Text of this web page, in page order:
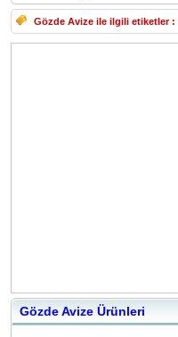
Gözde Avize ile ilgili etiketler :
Gözde Avize Ürünleri